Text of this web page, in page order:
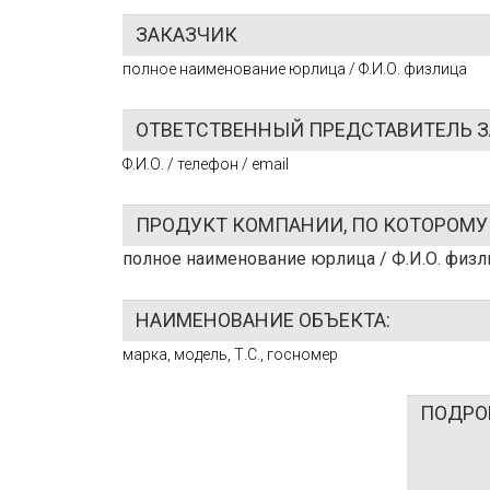
полное наименование юрлица / Ф.И.О. физлица
Ф.И.О. / телефон / email
полное наименование юрлица / Ф.И.О.
марка, модель, Т.С., госномер